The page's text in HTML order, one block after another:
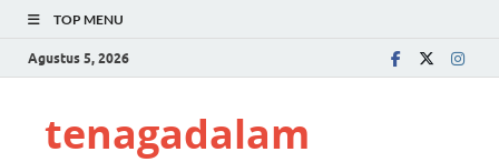
TOP MENU
Agustus 5, 2026
tenagadalam